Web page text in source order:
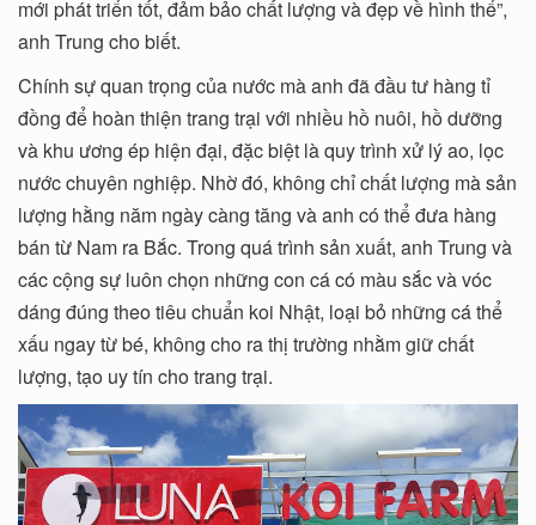
mới phát triển tốt, đảm bảo chất lượng và đẹp về hình thể”,
anh Trung cho biết.
Chính sự quan trọng của nước mà anh đã đầu tư hàng tỉ
đồng để hoàn thiện trang trại với nhiều hồ nuôi, hồ dưỡng
và khu ương ép hiện đại, đặc biệt là quy trình xử lý ao, lọc
nước chuyên nghiệp. Nhờ đó, không chỉ chất lượng mà sản
lượng hằng năm ngày càng tăng và anh có thể đưa hàng
bán từ Nam ra Bắc. Trong quá trình sản xuất, anh Trung và
các cộng sự luôn chọn những con cá có màu sắc và vóc
dáng đúng theo tiêu chuẩn koi Nhật, loại bỏ những cá thể
xấu ngay từ bé, không cho ra thị trường nhằm giữ chất
lượng, tạo uy tín cho trang trại.